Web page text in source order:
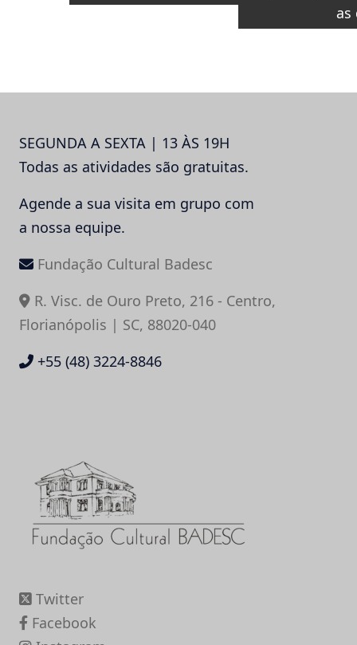
as
SEGUNDA A SEXTA | 13 ÀS 19H
Todas as atividades são gratuitas.
Agende a sua visita em grupo com
a nossa equipe.
Fundação Cultural Badesc
R. Visc. de Ouro Preto, 216 - Centro,
Florianópolis | SC, 88020-040
+55 (48) 3224-8846
Twitter
Facebook